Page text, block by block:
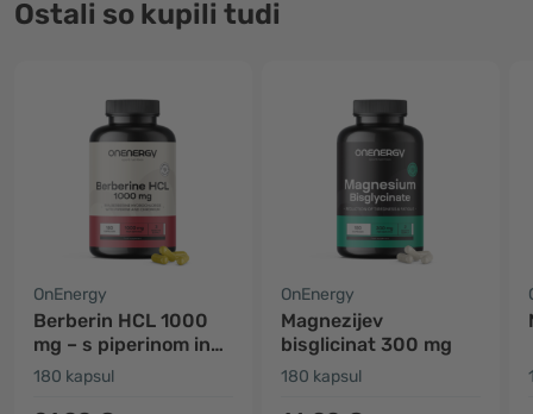
Ostali so kupili tudi
OnEnergy
Berberin HCL 1000
mg – s piperinom in
kromom
180 kapsul
OnEnergy
Magnezijev
bisglicinat 300 mg
180 kapsul